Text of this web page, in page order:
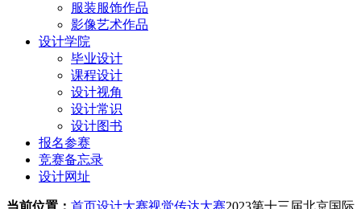
服装服饰作品
影像艺术作品
设计学院
毕业设计
课程设计
设计视角
设计常识
设计图书
报名参赛
竞赛备忘录
设计网址
当前位置： 首页设计大赛视觉传达大赛2023第十三届北京国际